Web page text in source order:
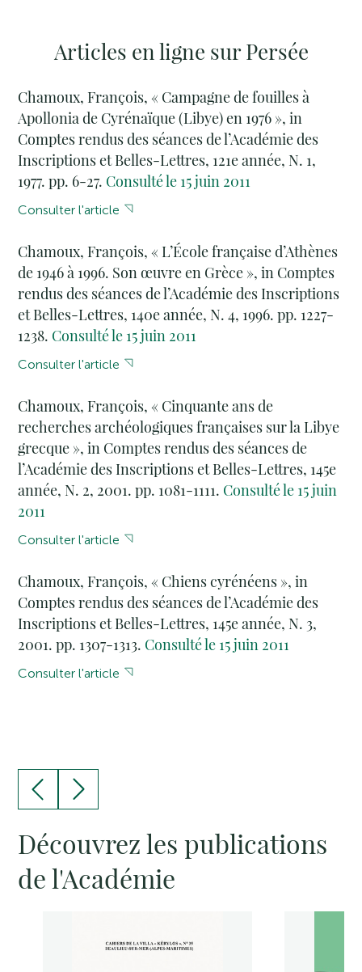
Articles en ligne sur Persée
Chamoux, François, « Campagne de fouilles à
Apollonia de Cyrénaïque (Libye) en 1976 », in
Comptes rendus des séances de l’Académie des
Inscriptions et Belles-Lettres, 121e année, N. 1,
1977. pp. 6-27. Consulté le 15 juin 2011
Consulter l'article
Chamoux, François, « L’École française d’Athènes
de 1946 à 1996. Son œuvre en Grèce », in Comptes
rendus des séances de l’Académie des Inscriptions
et Belles-Lettres, 140e année, N. 4, 1996. pp. 1227-
1238. Consulté le 15 juin 2011
Consulter l'article
Chamoux, François, « Cinquante ans de
recherches archéologiques françaises sur la Libye
grecque », in Comptes rendus des séances de
l’Académie des Inscriptions et Belles-Lettres, 145e
année, N. 2, 2001. pp. 1081-1111. Consulté le 15 juin
2011
Consulter l'article
Chamoux, François, « Chiens cyrénéens », in
Comptes rendus des séances de l’Académie des
Inscriptions et Belles-Lettres, 145e année, N. 3,
2001. pp. 1307-1313. Consulté le 15 juin 2011
Consulter l'article
Découvrez les publications
de l'Académie